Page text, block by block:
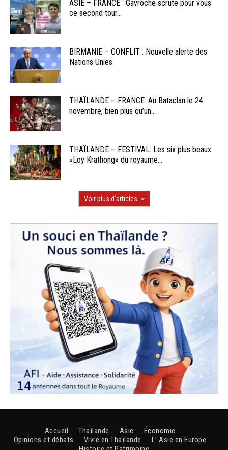
ASIE – FRANCE : Gavroche scrute pour vous
ce second tour...
BIRMANIE – CONFLIT : Nouvelle alerte des
Nations Unies
THAÏLANDE – FRANCE: Au Bataclan le 24
novembre, bien plus qu’un...
THAÏLANDE – FESTIVAL: Les six plus beaux
«Loy Krathong» du royaume...
Voir plus d'articles
Accueil Thaïlande Asie
Économie
Opinions et débats
Vivre en Thaïlande
L’ Asie en Europe